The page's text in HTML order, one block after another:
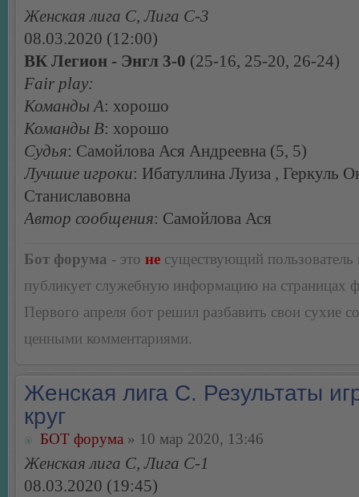
Женская лига С, Лига С-3
08.03.2020 (12:00)
ВК Легион - Энгл 3-0 (25-16, 25-20, 26-24)
Fair play:
Команды А: хорошо
Команды В: хорошо
Судья: Самойлова Ася Андреевна (5, 5)
Лучшие игроки: Ибатуллина Луиза , Геркуль
Станиславовна
Автор сообщения: Самойлова Ася
Бот форума - это не существующий пользователь
публикует служебную информацию на страницах
Первого апреля бот решил разбавить свои сухие
ценными комментариями.
Женская лига С. Результаты
круг
БОТ форума » 10 мар 2020, 13:46
Женская лига С, Лига С-1
08.03.2020 (19:45)